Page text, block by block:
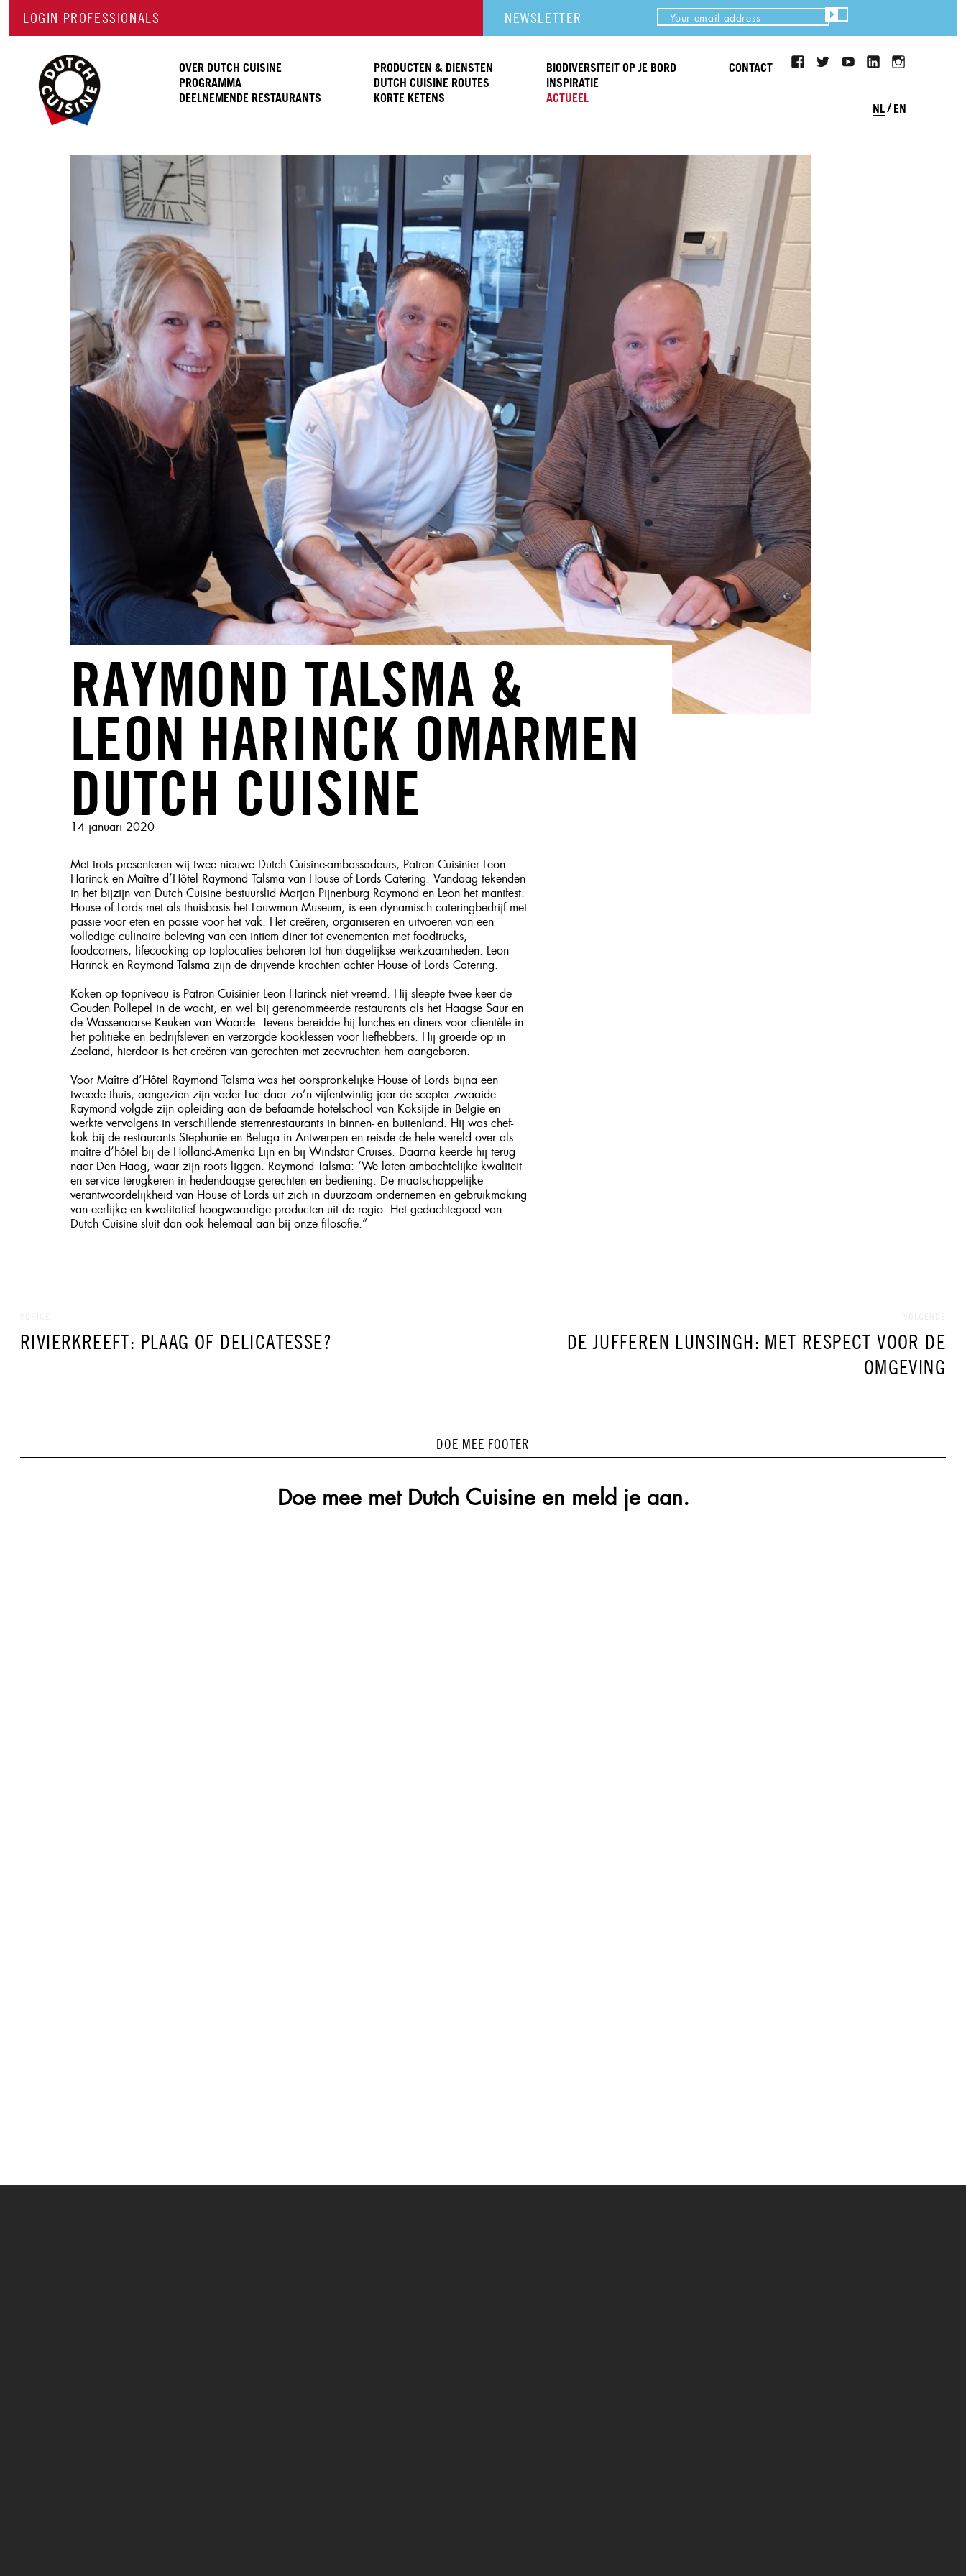
LOGIN PROFESSIONALS NEWSLETTER
OVER DUTCH CUISINE
PROGRAMMA
DEELNEMENDE RESTAURANTS
PRODUCTEN & DIENSTEN
DUTCH CUISINE ROUTES
KORTE KETENS
BIODIVERSITEIT OP JE BORD
INSPIRATIE
ACTUEEL
CONTACT
facebook
twitter youtubeLinkedIn
NL EN
RAYMOND TALSMA &
LEON HARINCK OMARMEN
DUTCH CUISINE
Geplaatst
14 januari 2020
Met trots presenteren wij twee nieuwe Dutch Cuisine-ambassadeurs, Patron Cuisinier Leon
Harinck en Maître d’Hôtel Raymond Talsma van House of Lords Catering. Vandaag tekenden
in het bijzijn van Dutch Cuisine bestuurslid Marjan Pijnenburg Raymond en Leon het manifest.
House of Lords met als thuisbasis het Louwman Museum, is een dynamisch cateringbedrijf met
passie voor eten en passie voor het vak. Het creëren, organiseren en uitvoeren van een
volledige culinaire beleving van een intiem diner tot evenementen met foodtrucks,
foodcorners, lifecooking op toplocaties behoren tot hun dagelijkse werkzaamheden. Leon
Harinck en Raymond Talsma zijn de drijvende krachten achter House of Lords Catering.
Koken op topniveau is Patron Cuisinier Leon Harinck niet vreemd. Hij sleepte twee keer de
Gouden Pollepel in de wacht, en wel bij gerenommeerde restaurants als het Haagse Saur en
de Wassenaarse Keuken van Waarde. Tevens bereidde hij lunches en diners voor clientèle in
het politieke en bedrijfsleven en verzorgde kooklessen voor liefhebbers. Hij groeide op in
Zeeland, hierdoor is het creëren van gerechten met zeevruchten hem aangeboren.
Voor Maître d’Hôtel Raymond Talsma was het oorspronkelijke House of Lords bijna een
tweede thuis, aangezien zijn vader Luc daar zo’n vijfentwintig jaar de scepter zwaaide.
Raymond volgde zijn opleiding aan de befaamde hotelschool van Koksijde in België en
werkte vervolgens in verschillende sterrenrestaurants in binnen- en buitenland. Hij was chef-
kok bij de restaurants Stephanie en Beluga in Antwerpen en reisde de hele wereld over als
maître d’hôtel bij de Holland-Amerika Lijn en bij Windstar Cruises. Daarna keerde hij terug
naar Den Haag, waar zijn roots liggen. Raymond Talsma: ‘We laten ambachtelijke kwaliteit
en service terugkeren in hedendaagse gerechten en bediening. De maatschappelijke
verantwoordelijkheid van House of Lords uit zich in duurzaam ondernemen en gebruikmaking
van eerlijke en kwalitatief hoogwaardige producten uit de regio. Het gedachtegoed van
Dutch Cuisine sluit dan ook helemaal aan bij onze filosofie.”
VORIG
BERICHT:
RIVIERKREEFT: PLAAG OF DELICATESSE?
DE JUFFEREN LUNSINGH: MET RESPECT VOOR DE
OMGEVING
DOE MEE FOOTER
Doe mee met Dutch Cuisine en meld je aan.